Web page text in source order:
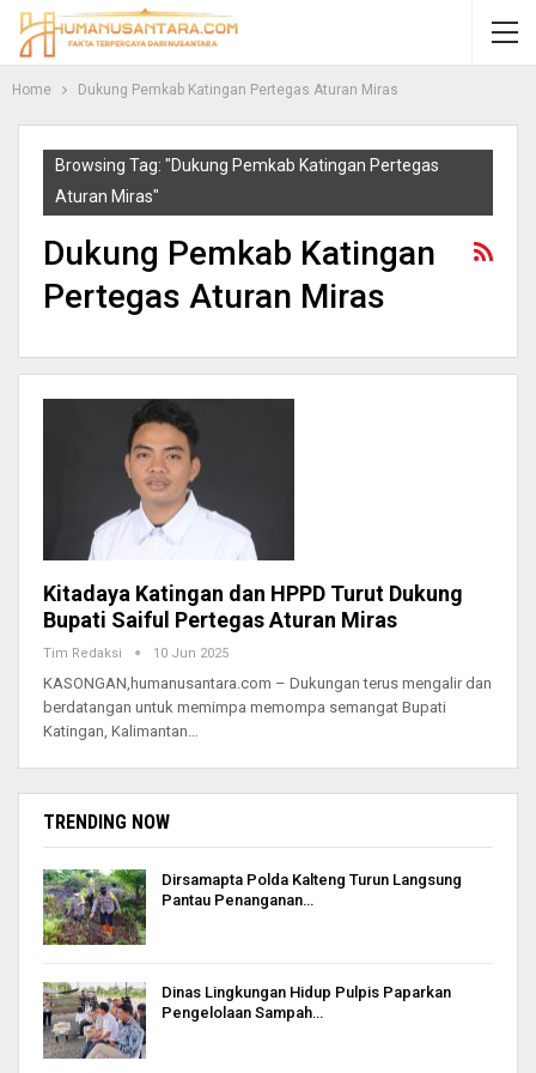
Home Dukung Pemkab Katingan Pertegas Aturan Miras
Browsing Tag: "Dukung Pemkab Katingan Pertegas
Aturan Miras"
Dukung Pemkab Katingan
Pertegas Aturan Miras
Kitadaya Katingan dan HPPD Turut Dukung
Bupati Saiful Pertegas Aturan Miras
Tim Redaksi 10 Jun 2025
KASONGAN,humanusantara.com – Dukungan terus mengalir dan
berdatangan untuk memimpa memompa semangat Bupati
Katingan, Kalimantan…
TRENDING NOW
Dirsamapta Polda Kalteng Turun Langsung
Pantau Penanganan…
Dinas Lingkungan Hidup Pulpis Paparkan
Pengelolaan Sampah…